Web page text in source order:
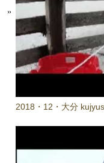
2018・12・大分